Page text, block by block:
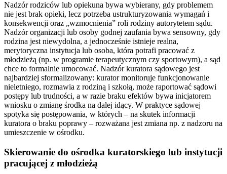
Nadzór rodziców lub opiekuna bywa wybierany, gdy problemem
nie jest brak opieki, lecz potrzeba ustrukturyzowania wymagań i
konsekwencji oraz „wzmocnienia” roli rodziny autorytetem sądu.
Nadzór organizacji lub osoby godnej zaufania bywa sensowny, gdy
rodzina jest niewydolna, a jednocześnie istnieje realna,
merytoryczna instytucja lub osoba, która potrafi pracować z
młodzieżą (np. w programie terapeutycznym czy sportowym), a sąd
chce to formalnie umocować. Nadzór kuratora sądowego jest
najbardziej sformalizowany: kurator monitoruje funkcjonowanie
nieletniego, rozmawia z rodziną i szkołą, może raportować sądowi
postępy lub trudności, a w razie braku efektów bywa inicjatorem
wniosku o zmianę środka na dalej idący. W praktyce sądowej
spotyka się postępowania, w których – na skutek informacji
kuratora o braku poprawy – rozważana jest zmiana np. z nadzoru na
umieszczenie w ośrodku.
Skierowanie do ośrodka kuratorskiego lub instytucji
pracującej z młodzieżą